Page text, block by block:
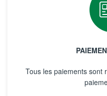
Tous les paiements sont